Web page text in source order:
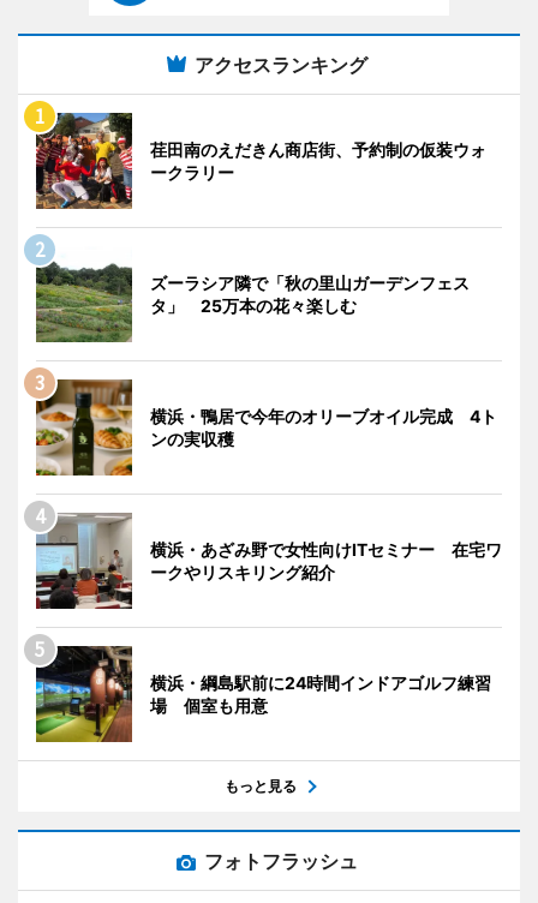
アクセスランキング
荏田南のえだきん商店街、予約制の仮装ウォ
ークラリー
ズーラシア隣で「秋の里山ガーデンフェス
タ」 25万本の花々楽しむ
横浜・鴨居で今年のオリーブオイル完成 4ト
ンの実収穫
横浜・あざみ野で女性向けITセミナー 在宅ワ
ークやリスキリング紹介
横浜・綱島駅前に24時間インドアゴルフ練習
場 個室も用意
もっと見る
フォトフラッシュ